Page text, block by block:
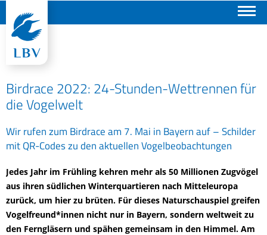
Birdrace 2022: 24-Stunden-Wettrennen für
die Vogelwelt
Wir rufen zum Birdrace am 7. Mai in Bayern auf – Schilder
mit QR-Codes zu den aktuellen Vogelbeobachtungen
Jedes Jahr im Frühling kehren mehr als 50 Millionen Zugvögel
aus ihren südlichen Winterquartieren nach Mitteleuropa
zurück, um hier zu brüten. Für dieses Naturschauspiel greifen
Vogelfreund*innen nicht nur in Bayern, sondern weltweit zu
den Ferngläsern und spähen gemeinsam in den Himmel. Am